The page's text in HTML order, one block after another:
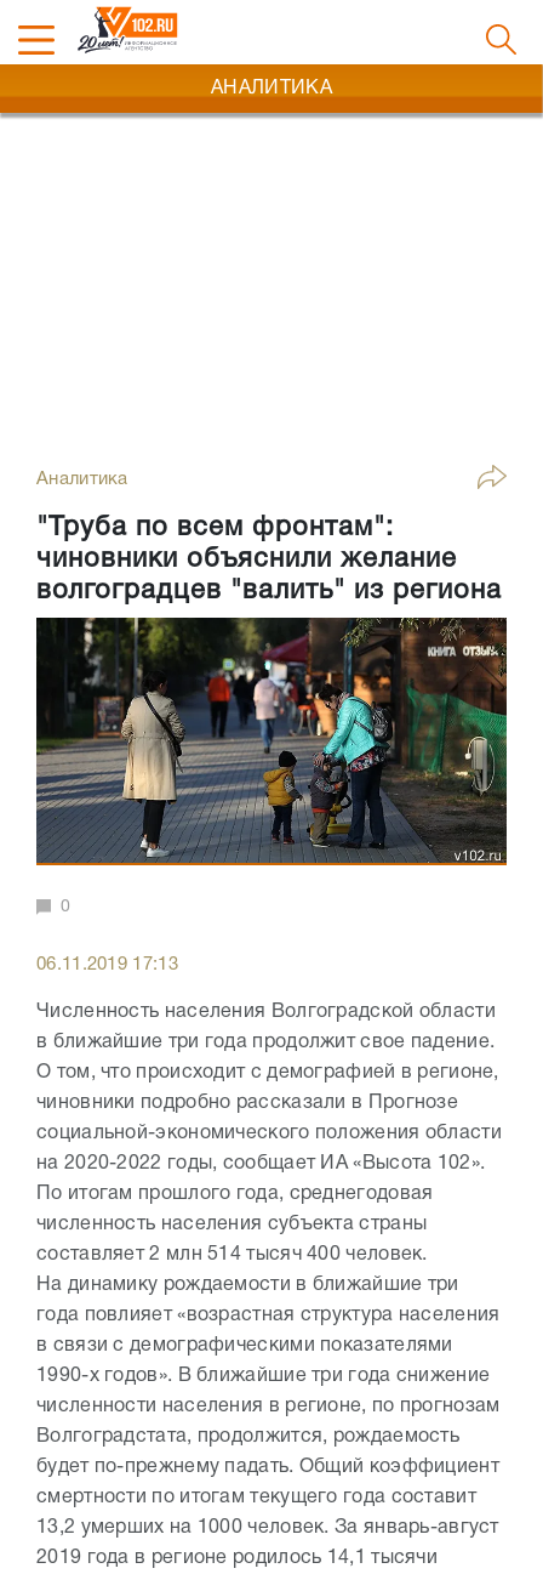
АНАЛИТИКА
Аналитика
"Труба по всем фронтам":
чиновники объяснили желание
волгоградцев "валить" из региона
0
06.11.2019 17:13
Численность населения Волгоградской области
в ближайшие три года продолжит свое падение.
О том, что происходит с демографией в регионе,
чиновники подробно рассказали в Прогнозе
социальной-экономического положения области
на 2020-2022 годы, сообщает ИА «Высота 102».
По итогам прошлого года, среднегодовая
численность населения субъекта страны
составляет 2 млн 514 тысяч 400 человек.
На динамику рождаемости в ближайшие три
года повлияет «возрастная структура населения
в связи с демографическими показателями
1990-х годов». В ближайшие три года снижение
численности населения в регионе, по прогнозам
Волгоградстата, продолжится, рождаемость
будет по-прежнему падать. Общий коэффициент
смертности по итогам текущего года составит
13,2 умерших на 1000 человек. За январь-август
2019 года в регионе родилось 14,1 тысячи